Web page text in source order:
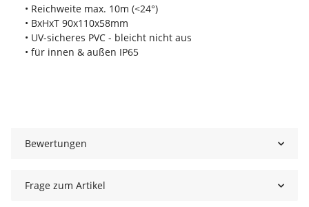
• Reichweite max. 10m (<24°)
• BxHxT 90x110x58mm
• UV-sicheres PVC - bleicht nicht aus
• für innen & außen IP65
Bewertungen
Frage zum Artikel